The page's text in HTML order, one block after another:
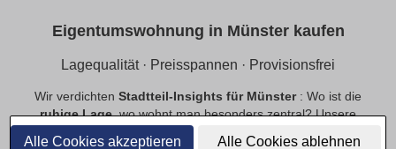
Alle Cookies akzeptieren Alle Cookies ablehnen
Eigentumswohnung in Münster kaufen
Lagequalität · Preisspannen · Provisionsfrei
Wir verdichten Stadtteil-Insights für Münster : Wo ist die
ruhige Lage, wo wohnt man besonders zentral? Unsere
helfen bei der Budgetplanung. Mit